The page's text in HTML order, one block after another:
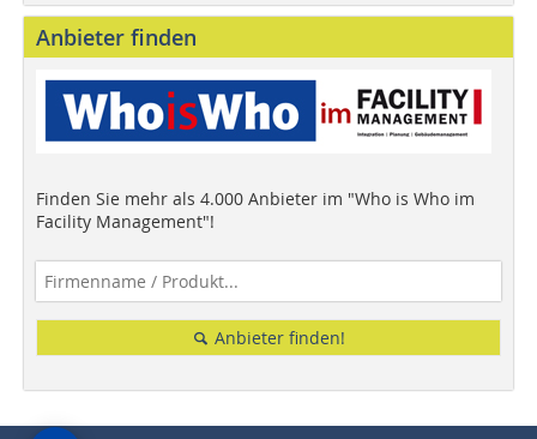
Anbieter finden
Finden Sie mehr als 4.000 Anbieter im "Who is Who im
Facility Management"!
Anbieter finden!